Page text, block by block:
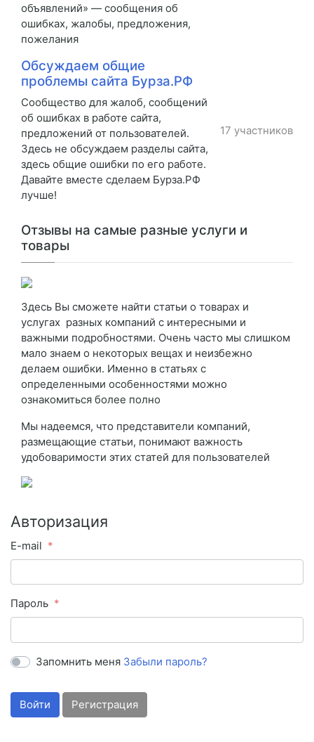
объявлений» — сообщения об
ошибках, жалобы, предложения,
пожелания
Обсуждаем общие
проблемы сайта Бурза.РФ
Сообщество для жалоб, сообщений
об ошибках в работе сайта,
предложений от пользователей.
Здесь не обсуждаем разделы сайта,
здесь общие ошибки по его работе.
Давайте вместе сделаем Бурза.РФ
лучше!
17 участников
Отзывы на самые разные услуги и
товары
Здесь Вы сможете найти статьи о товарах и
услугах разных компаний с интересными и
важными подробностями. Очень часто мы слишком
мало знаем о некоторых вещах и неизбежно
делаем ошибки. Именно в статьях с
определенными особенностями можно
ознакомиться более полно
Мы надеемся, что представители компаний,
размещающие статьи, понимают важность
удобоваримости этих статей для пользователей
Авторизация
E-mail
Пароль
Запомнить меня Забыли пароль?
Войти Регистрация